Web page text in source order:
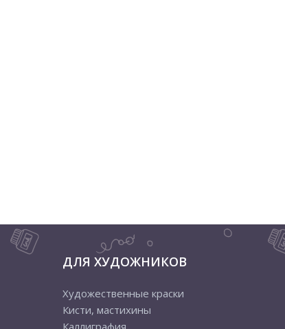
ДЛЯ ХУДОЖНИКОВ
Художественные краски
Кисти, мастихины
Каллиграфия